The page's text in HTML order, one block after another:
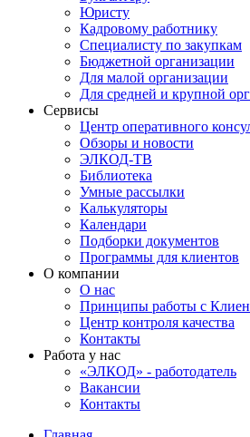
Юристу
Кадровому работнику
Специалисту по закупкам
Бюджетной организации
Для малой организации
Для средней и крупной
Сервисы
Центр оперативного
Обзоры и новости
ЭЛКОД-ТВ
Библиотека
Умные рассылки
Калькуляторы
Календари
Подборки документов
Программы для клиентов
О компании
О нас
Принципы работы с
Центр контроля качества
Контакты
Работа у нас
«ЭЛКОД» - работодатель
Вакансии
Контакты